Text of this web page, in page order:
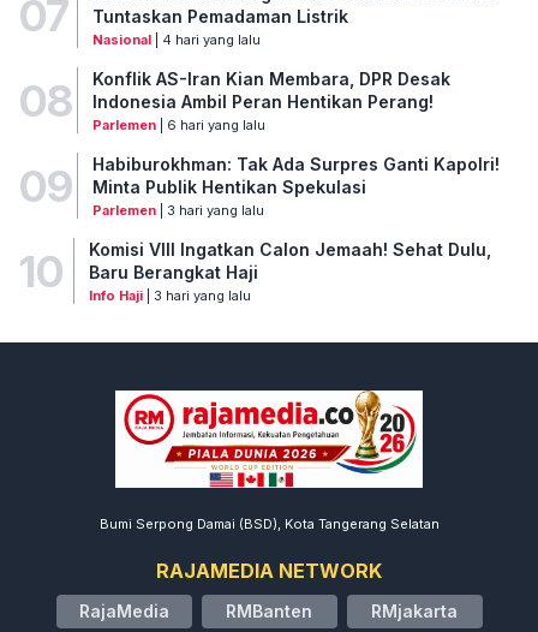
07
Tuntaskan Pemadaman Listrik
Nasional| 4 hari yang lalu
08
Konflik AS-Iran Kian Membara, DPR Desak
Indonesia Ambil Peran Hentikan Perang!
Parlemen| 6 hari yang lalu
09
Habiburokhman: Tak Ada Surpres Ganti Kapolri!
Minta Publik Hentikan Spekulasi
Parlemen| 3 hari yang lalu
10
Komisi VIII Ingatkan Calon Jemaah! Sehat Dulu,
Baru Berangkat Haji
Info Haji| 3 hari yang lalu
Bumi Serpong Damai (BSD), Kota Tangerang Selatan
RAJAMEDIA NETWORK
RajaMedia RMBanten RMjakarta